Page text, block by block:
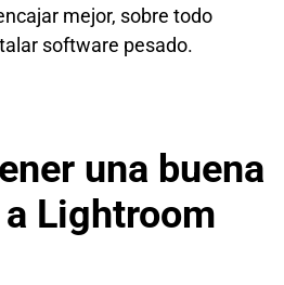
mejor, sobre todo
software pesado.
una buena
Lightroom